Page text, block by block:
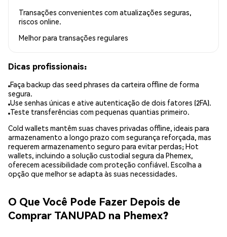
Transações convenientes com atualizações seguras,
riscos online.
Melhor para transações regulares
Dicas profissionais:
Faça backup das seed phrases da carteira offline de forma
segura.
Use senhas únicas e ative autenticação de dois fatores (2FA).
Teste transferências com pequenas quantias primeiro.
Cold wallets mantêm suas chaves privadas offline, ideais para
armazenamento a longo prazo com segurança reforçada, mas
requerem armazenamento seguro para evitar perdas; Hot
wallets, incluindo a solução custodial segura da Phemex,
oferecem acessibilidade com proteção confiável. Escolha a
opção que melhor se adapta às suas necessidades.
O Que Você Pode Fazer Depois de
Comprar TANUPAD na Phemex?